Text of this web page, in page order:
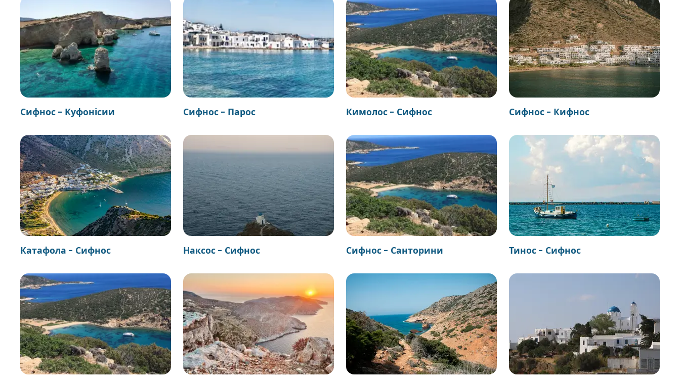
Сифнос - Куфонісии Сифнос - Парос Кимолос - Сифнос Сифнос - Кифнос
Катафола - Сифнос Наксос - Сифнос Сифнос - Санторини Тинос - Сифнос